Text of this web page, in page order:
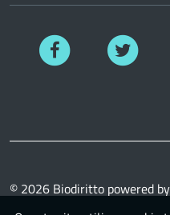
Facebook
© 2026 Biodiritto powered by